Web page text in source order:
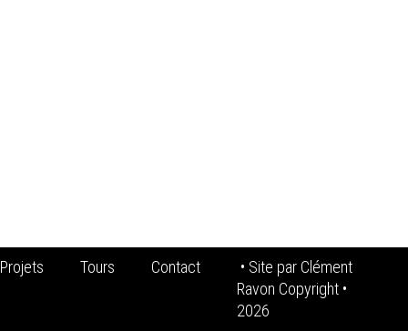
Projets Tours Contact • Site par Clément
Ravon Copyright •
2026